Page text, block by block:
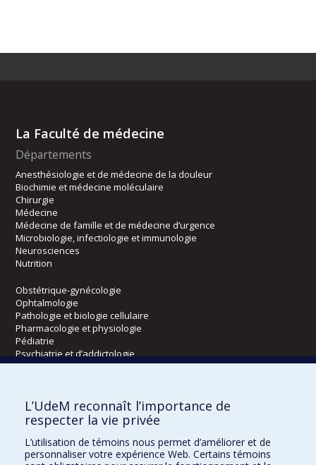
La Faculté de médecine
Départements
Anesthésiologie et de médecine de la douleur
Biochimie et médecine moléculaire
Chirurgie
Médecine
Médecine de famille et de médecine d’urgence
Microbiologie, infectiologie et immunologie
Neurosciences
Nutrition
Obstétrique-gynécologie
Ophtalmologie
Pathologie et biologie cellulaire
Pharmacologie et physiologie
Pédiatrie
Psychiatrie et d’addictologie
Radiologie, radio-oncologie et médecine nucléaire
Écoles
Orthophonie et audiologie
Réadaptation
L’UdeM reconnaît l’importance de
respecter la vie privée
L’utilisation de témoins nous permet d’améliorer et de
personnaliser votre expérience Web. Certains témoins